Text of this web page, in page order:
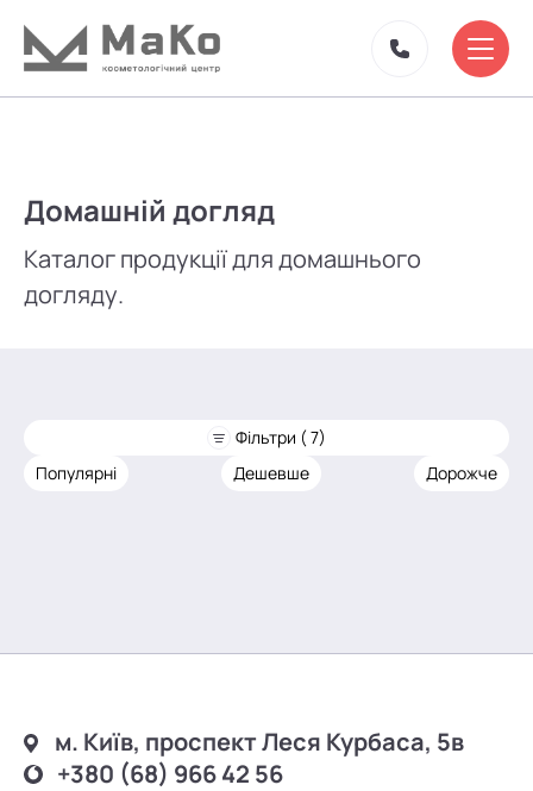
Домашній догляд
Каталог продукції для домашнього
догляду.
Фільтри ( 7)
Популярні
Дешевше Дорожче
м. Київ, проспект Леся Курбаса, 5в
+380 (68) 966 42 56